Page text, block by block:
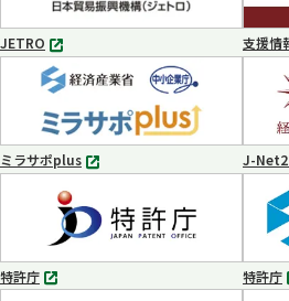
開
く
JETRO
別
タ
ブ
で
開
く
支援情
ミラサポplus
別
ブ
で
開
く
J-
特許庁
別
特許庁